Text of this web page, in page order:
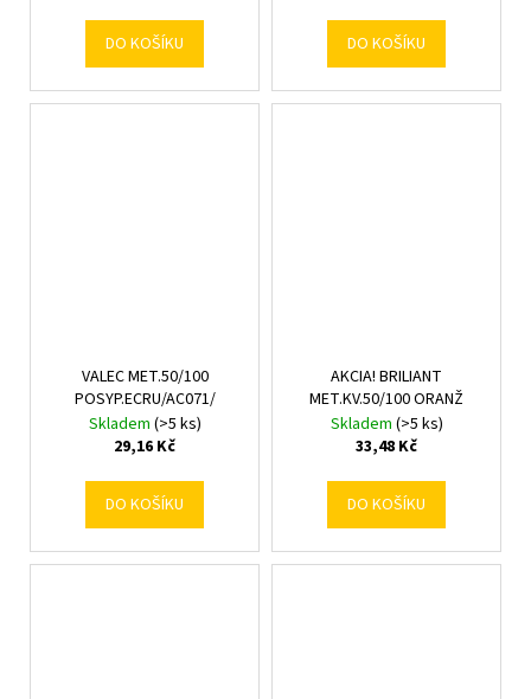
DO KOŠÍKU DO KOŠÍKU
VALEC MET.50/100
POSYP.ECRU/AC071/
Skladem (>5 ks)
29,16 Kč
DO KOŠÍKU
AKCIA! BRILIANT
MET.KV.50/100 ORANŽ
Skladem (>5 ks)
33,48 Kč
DO KOŠÍKU